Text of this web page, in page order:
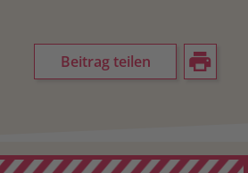
Beitrag teilen